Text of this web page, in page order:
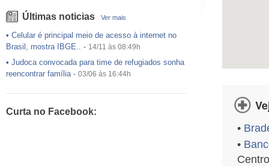
Últimas noticias Ver mais
• Celular é principal meio de acesso à internet no
Brasil, mostra IBGE.. - 14/11 às 08:49h
• Judoca convocada para time de refugiados sonha
reencontrar família- 03/06 às 16:44h
•Exército egípcio diz que encontrou destroços de
Curta no Facebook:
•
•
Centro